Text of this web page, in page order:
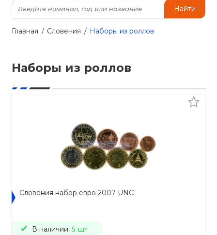
Найти
Главная Словения Наборы из роллов
Наборы из роллов
Словения набор евро 2007 UNC
В наличии: 5 шт